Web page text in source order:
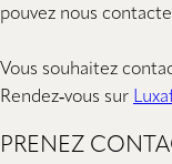
pouvez nous
Vous souhaitez
Rendez‑vous sur
PRENEZ